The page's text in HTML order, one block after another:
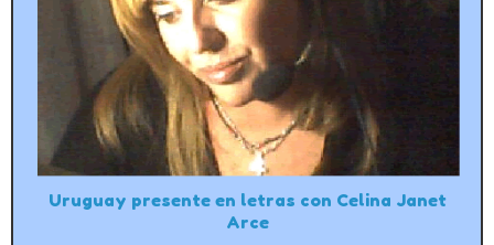
Uruguay presente en letras con Celina Janet
Arce